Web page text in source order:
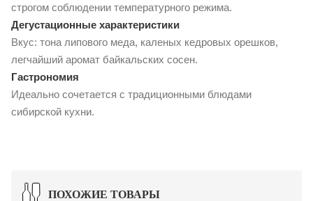
строгом соблюдении температурного режима.
Дегустационные характеристики
Вкус: тона липового меда, каленых кедровых орешков,
легчайший аромат байкальских сосен.
Гастрономия
Идеально сочетается с традиционными блюдами
сибирской кухни.
ПОХОЖИЕ ТОВАРЫ